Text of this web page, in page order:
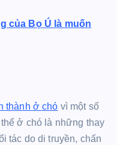
của Bọ Ú là muốn
thành ở chó vì một số
ở chó là những thay
tác do di truyền, chấn